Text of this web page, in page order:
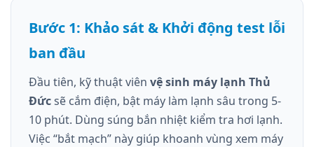
Bước 1: Khảo sát & Khởi động test lỗi
ban đầu
Đầu tiên, kỹ thuật viên vệ sinh máy lạnh Thủ
Đứcsẽ cắm điện, bật máy làm lạnh sâu trong 5-
10 phút. Dùng súng bắn nhiệt kiểm tra hơi lạnh.
Việc “bắt mạch” này giúp khoanh vùng xem máy